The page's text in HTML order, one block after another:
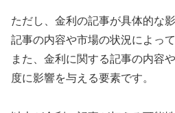
ただし、金利の記事が具体的な
記事の内容や市場の状況によって
また、金利に関する記事の内容
度に影響を与える要素です。